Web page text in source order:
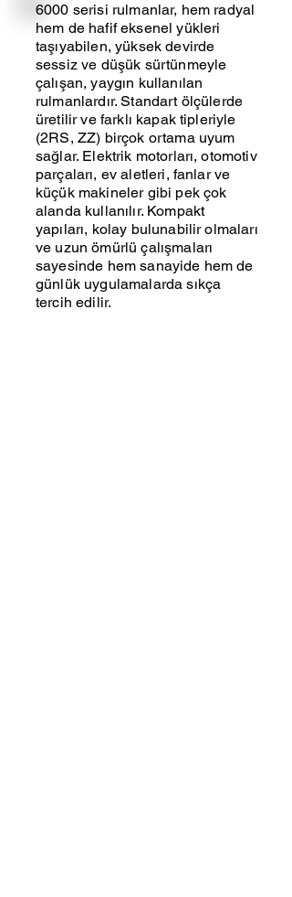
6000 serisi rulmanlar, hem radyal
hem de hafif eksenel yükleri
taşıyabilen, yüksek devirde
sessiz ve düşük sürtünmeyle
çalışan, yaygın kullanılan
rulmanlardır. Standart ölçülerde
üretilir ve farklı kapak tipleriyle
(2RS, ZZ) birçok ortama uyum
sağlar. Elektrik motorları, otomotiv
parçaları, ev aletleri, fanlar ve
küçük makineler gibi pek çok
alanda kullanılır. Kompakt
yapıları, kolay bulunabilir olmaları
ve uzun ömürlü çalışmaları
sayesinde hem sanayide hem de
günlük uygulamalarda sıkça
tercih edilir.